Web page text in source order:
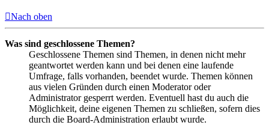
Nach oben
Was sind geschlossene Themen?
Geschlossene Themen sind Themen, in denen nicht mehr
geantwortet werden kann und bei denen eine laufende
Umfrage, falls vorhanden, beendet wurde. Themen können
aus vielen Gründen durch einen Moderator oder
Administrator gesperrt werden. Eventuell hast du auch die
Möglichkeit, deine eigenen Themen zu schließen, sofern dies
durch die Board-Administration erlaubt wurde.